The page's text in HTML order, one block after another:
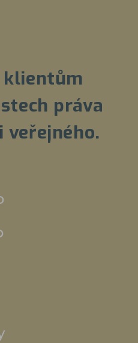
klientům
práva
veřejného.